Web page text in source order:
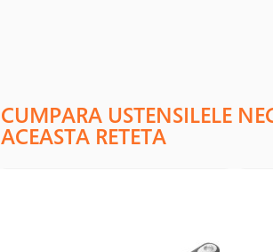
CUMPARA USTENSILELE
ACEASTA RETETA